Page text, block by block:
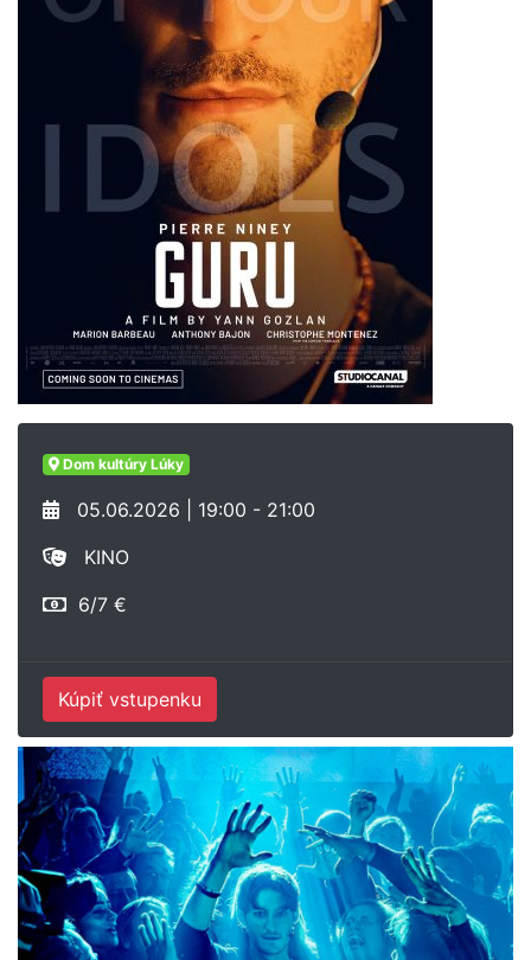
Dom kultúry Lúky
05.06.2026 | 19:00 - 21:00
KINO
6/7 €
Kúpiť vstupenku